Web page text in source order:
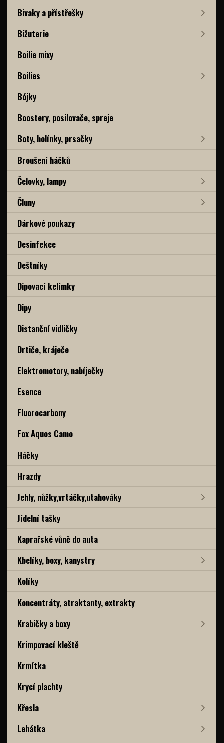
Bivaky a přístřešky
Bižuterie
Boilie mixy
Boilies
Bójky
Boostery, posilovače, spreje
Boty, holínky, prsačky
Broušení háčků
Čelovky, lampy
Čluny
Dárkové poukazy
Desinfekce
Deštníky
Dipovací kelímky
Dipy
Distanční vidličky
Drtiče, kráječe
Elektromotory, nabíječky
Esence
Fluorocarbony
Fox Aquos Camo
Háčky
Hrazdy
Jehly, nůžky,vrtáčky,utahováky
Jídelní tašky
Kaprařské vůně do auta
Kbelíky, boxy, kanystry
Kolíky
Koncentráty, atraktanty, extrakty
Krabičky a boxy
Krimpovací kleště
Krmítka
Krycí plachty
Křesla
Lehátka